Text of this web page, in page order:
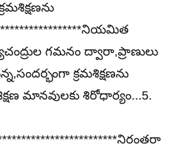
గమనం ద్వారా,ప్రాణులు
క్రమశిక్షణను
మానవులకు శిరోధార్యం...5.